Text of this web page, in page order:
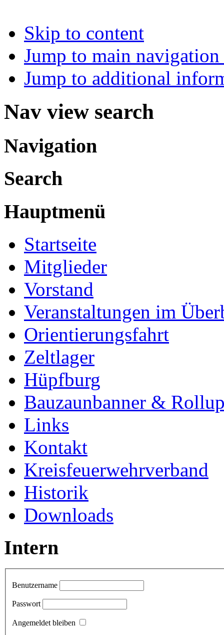
Skip to content
Jump to main
Jump to additional
Nav view search
Navigation
Search
Hauptmenü
Startseite
Mitglieder
Vorstand
Veranstaltungen im
Orientierungsfahrt
Zeltlager
Hüpfburg
Bauzaunbanner &
Links
Kontakt
Kreisfeuerwehrverband
Historik
Downloads
Intern
Benutzername
Passwort
Angemeldet bleiben